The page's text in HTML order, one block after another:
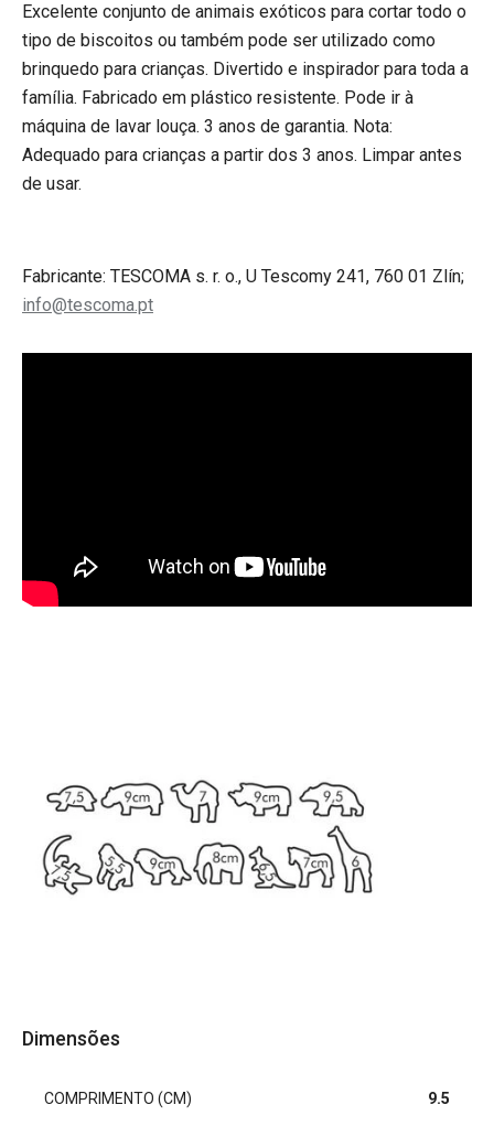
Excelente conjunto de animais exóticos para cortar todo o
tipo de biscoitos ou também pode ser utilizado como
brinquedo para crianças. Divertido e inspirador para toda a
família. Fabricado em plástico resistente. Pode ir à
máquina de lavar louça. 3 anos de garantia. Nota:
Adequado para crianças a partir dos 3 anos. Limpar antes
de usar.
Fabricante: TESCOMA s. r. o., U Tescomy 241, 760 01 Zlín;
info@tescoma.pt
Dimensões
COMPRIMENTO (CM) 9.5